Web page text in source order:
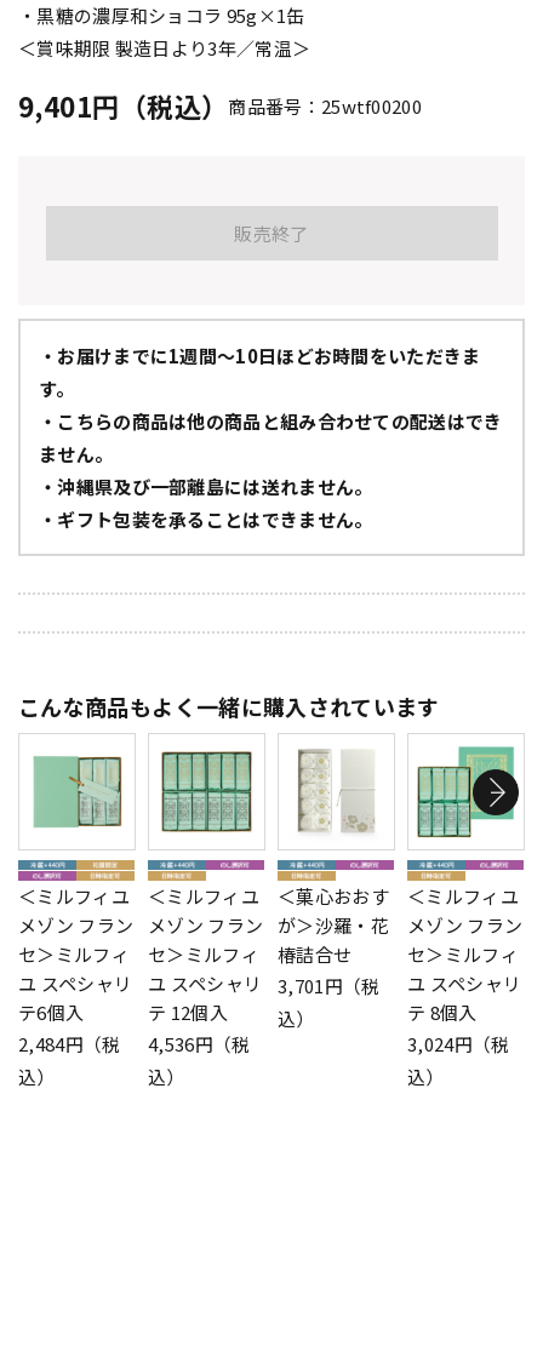
・黒糖の濃厚和ショコラ 95g×1缶
＜賞味期限 製造日より3年／常温＞
9,401円（税込） 商品番号：25wtf00200
販売終了
・お届けまでに1週間～10日ほどお時間をいただきま
す。
・こちらの商品は他の商品と組み合わせての配送はでき
ません。
・沖縄県及び一部離島には送れません。
・ギフト包装を承ることはできません。
こんな商品もよく一緒に購入されています
＜ミルフィユ
メゾン フラン
セ＞ミルフィ
ユ スペシャリ
テ6個入
2,484円（税
込）
＜ミルフィユ
メゾン フラン
セ＞ミルフィ
ユ スペシャリ
テ 12個入
4,536円（税
込）
＜菓心おおす
が＞沙羅・花
椿詰合せ
3,701円（税
込）
＜ミルフィユ
メゾン フラン
セ＞ミルフィ
ユ スペシャリ
テ 8個入
3,024円（税
込）